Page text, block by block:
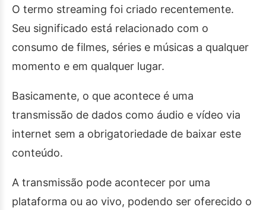
O termo streaming foi criado recentemente.
Seu significado está relacionado com o
consumo de filmes, séries e músicas a qualquer
momento e em qualquer lugar.
Basicamente, o que acontece é uma
transmissão de dados como áudio e vídeo via
internet sem a obrigatoriedade de baixar este
conteúdo.
A transmissão pode acontecer por uma
plataforma ou ao vivo, podendo ser oferecido o